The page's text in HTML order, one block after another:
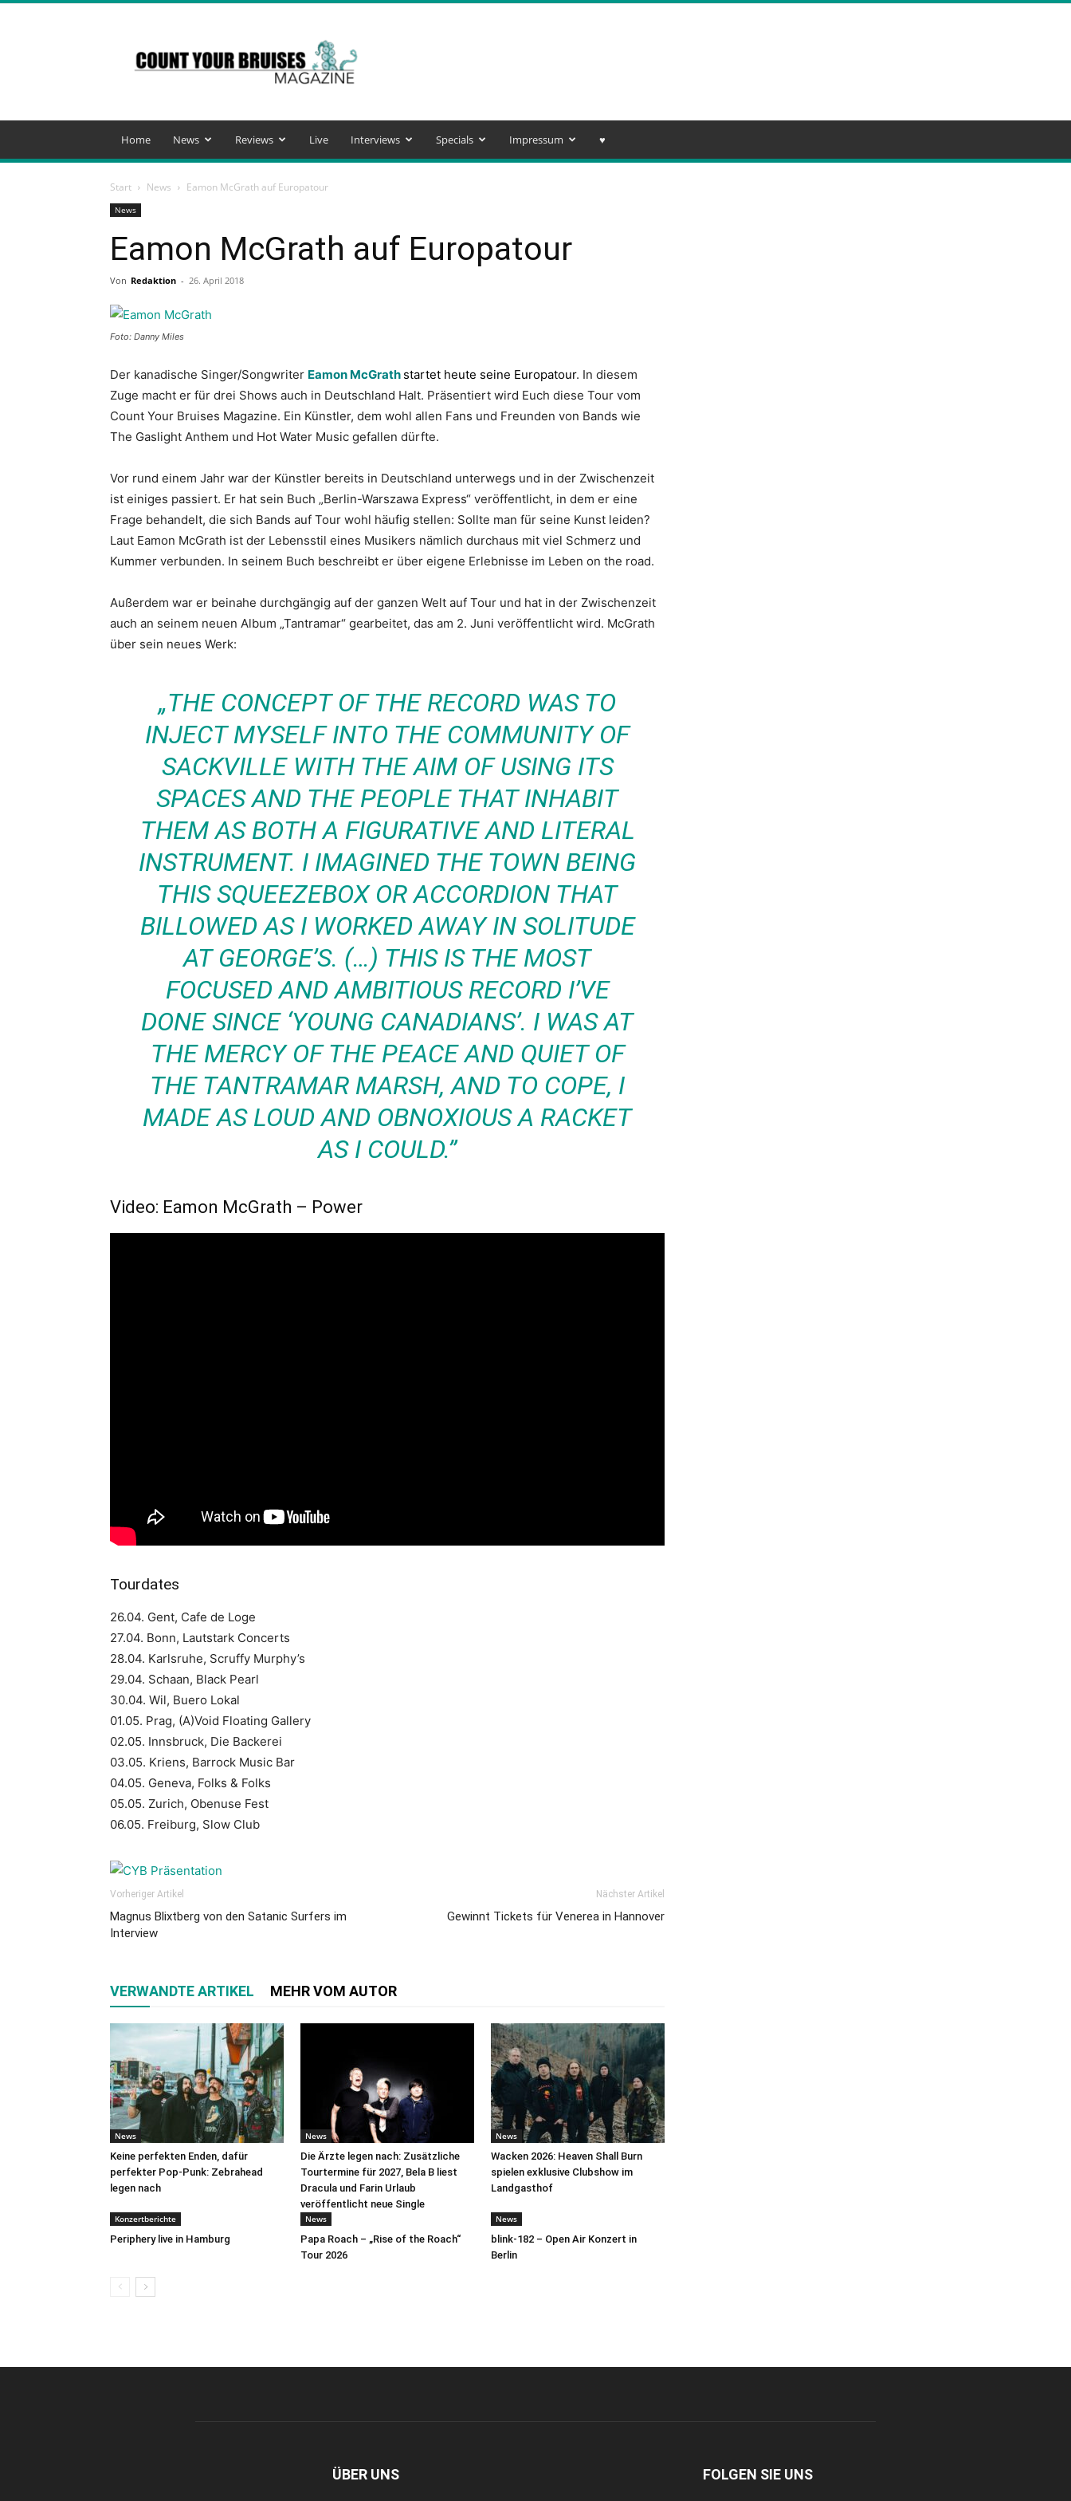
Your
Bruises
Magazine
Home News Reviews Live Interviews Specials Impressum ♥️
Start News Eamon McGrath auf Europatour
News
Eamon McGrath auf Europatour
Von Redaktion - 26. April 2018
Foto: Danny Miles
Der kanadische Singer/Songwriter Eamon McGrath startet heute seine Europatour. In diesem
Zuge macht er für drei Shows auch in Deutschland Halt. Präsentiert wird Euch diese Tour vom
Count Your Bruises Magazine. Ein Künstler, dem wohl allen Fans und Freunden von Bands wie
The Gaslight Anthem und Hot Water Music gefallen dürfte.
Vor rund einem Jahr war der Künstler bereits in Deutschland unterwegs und in der Zwischenzeit
ist einiges passiert. Er hat sein Buch „Berlin-Warszawa Express“ veröffentlicht, in dem er eine
Frage behandelt, die sich Bands auf Tour wohl häufig stellen: Sollte man für seine Kunst leiden?
Laut Eamon McGrath ist der Lebensstil eines Musikers nämlich durchaus mit viel Schmerz und
Kummer verbunden. In seinem Buch beschreibt er über eigene Erlebnisse im Leben on the road.
Außerdem war er beinahe durchgängig auf der ganzen Welt auf Tour und hat in der Zwischenzeit
auch an seinem neuen Album „Tantramar“ gearbeitet, das am 2. Juni veröffentlicht wird. McGrath
über sein neues Werk:
„THE CONCEPT OF THE RECORD WAS TO
INJECT MYSELF INTO THE COMMUNITY OF
SACKVILLE WITH THE AIM OF USING ITS
SPACES AND THE PEOPLE THAT INHABIT
THEM AS BOTH A FIGURATIVE AND LITERAL
INSTRUMENT. I IMAGINED THE TOWN BEING
THIS SQUEEZEBOX OR ACCORDION THAT
BILLOWED AS I WORKED AWAY IN SOLITUDE
AT GEORGE’S. (…) THIS IS THE MOST
FOCUSED AND AMBITIOUS RECORD I’VE
DONE SINCE ‘YOUNG CANADIANS’. I WAS AT
THE MERCY OF THE PEACE AND QUIET OF
THE TANTRAMAR MARSH, AND TO COPE, I
MADE AS LOUD AND OBNOXIOUS A RACKET
AS I COULD.”
Video: Eamon McGrath – Power
Tourdates
26.04. Gent, Cafe de Loge
27.04. Bonn, Lautstark Concerts
28.04. Karlsruhe, Scruffy Murphy’s
29.04. Schaan, Black Pearl
30.04. Wil, Buero Lokal
01.05. Prag, (A)Void Floating Gallery
02.05. Innsbruck, Die Backerei
03.05. Kriens, Barrock Music Bar
04.05. Geneva, Folks & Folks
05.05. Zurich, Obenuse Fest
06.05. Freiburg, Slow Club
Vorheriger Artikel
Magnus Blixtberg von den Satanic Surfers im
Interview
Nächster Artikel
Gewinnt Tickets für Venerea in Hannover
VERWANDTE ARTIKEL MEHR VOM AUTOR
News
Keine perfekten Enden, dafür
perfekter Pop-Punk: Zebrahead
legen nach
News
Die Ärzte legen nach: Zusätzliche
Tourtermine für 2027, Bela B liest
Dracula und Farin Urlaub
veröffentlicht neue Single
News
Wacken 2026: Heaven Shall Burn
spielen exklusive Clubshow im
Landgasthof
Konzertberichte
Periphery live in Hamburg
News
Papa Roach – „Rise of the Roach“
Tour 2026
News
blink-182 – Open Air Konzert in
Berlin
ÜBER UNS FOLGEN SIE UNS